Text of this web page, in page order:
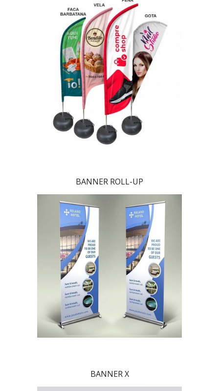
BANNER ROLL-UP
BANNER X